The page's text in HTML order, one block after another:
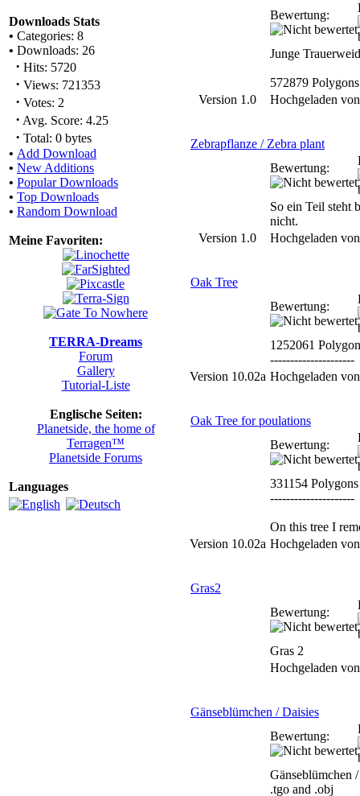
Downloads Stats
• Categories: 8
• Downloads: 26
· Hits: 5720
· Views: 721353
· Votes: 2
· Avg. Score: 4.25
· Total: 0 bytes
• Add Download
• New Additions
• Popular Downloads
• Top Downloads
• Random Download
Meine Favoriten:
TERRA-Dreams
Forum
Gallery
Tutorial-Liste
Englische Seiten:
Planetside, the home of
Terragen™
Planetside Forums
Languages
Bewertung:
Junge
572879 Polygons
Version 1.0
Hochgeladen
Zebrapflanze / Zebra plant
Bewertung:
So ein Teil steht
nicht.
Version 1.0
Hochgeladen
Oak Tree
Bewertung:
1252061
---------------------
Version 10.02a Hochgeladen
Oak Tree for poulations
Bewertung:
331154 Polygons
---------------------
On this tree I
Version 10.02a Hochgeladen
Gras2
Bewertung:
Gras 2
Hochgeladen
Gänseblümchen / Daisies
Bewertung:
Gänseblümchen
.tgo and .obj